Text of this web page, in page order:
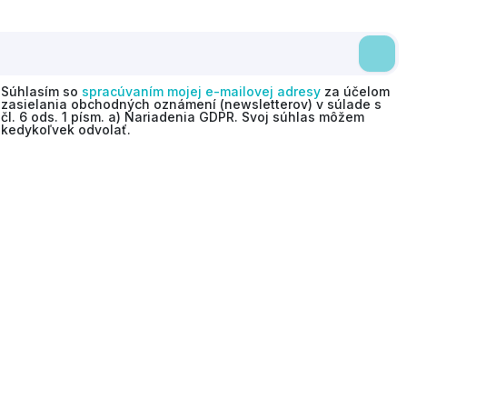
Súhlasím so spracúvaním mojej e-mailovej adresy za účelom
zasielania obchodných oznámení (newsletterov) v súlade s
čl. 6 ods. 1 písm. a) Nariadenia GDPR. Svoj súhlas môžem
kedykoľvek odvolať.